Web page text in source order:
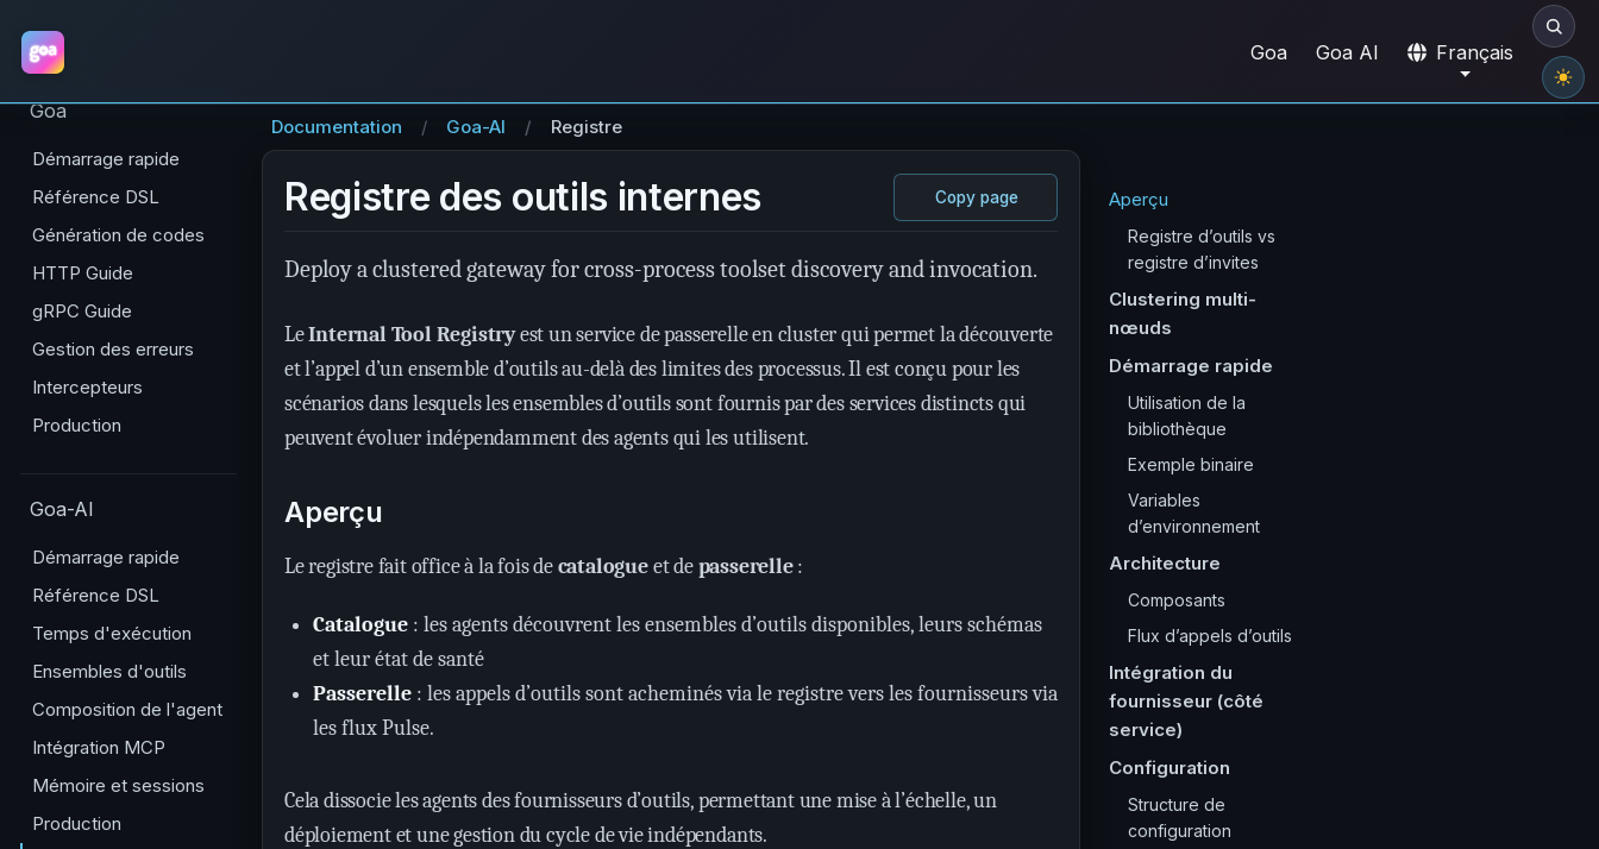
Goa Goa AI Français
Goa
Démarrage rapide
Référence DSL
Génération de codes
HTTP Guide
gRPC Guide
Gestion des erreurs
Intercepteurs
Production
Goa-AI
Démarrage rapide
Référence DSL
Temps d'exécution
Ensembles d'outils
Composition de l'agent
Intégration MCP
Mémoire et sessions
Production
Aperçu
Registre d’outils vs
registre d’invites
Clustering multi-
nœuds
Démarrage rapide
Utilisation de la
bibliothèque
Exemple binaire
Variables
d’environnement
Architecture
Composants
Flux d’appels d’outils
Intégration du
fournisseur (côté
service)
Configuration
Structure de
configuration
Documentation Goa-AI Registre
Registre des outils internes Copy page
Deploy a clustered gateway for cross-process toolset discovery and invocation.
LeInternal Tool Registryest un service de passerelle en cluster qui permet la découverte
et l’appel d’un ensemble d’outils au-delà des limites des processus. Il est conçu pour les
scénarios dans lesquels les ensembles d’outils sont fournis par des services distincts qui
peuvent évoluer indépendamment des agents qui les utilisent.
Aperçu
Le registre fait office à la fois decatalogueet depasserelle:
Catalogue : les agents découvrent les ensembles d’outils disponibles, leurs schémas
et leur état de santé
Passerelle : les appels d’outils sont acheminés via le registre vers les fournisseurs via
les flux Pulse.
Cela dissocie les agents des fournisseurs d’outils, permettant une mise à l’échelle, un
déploiement et une gestion du cycle de vie indépendants.